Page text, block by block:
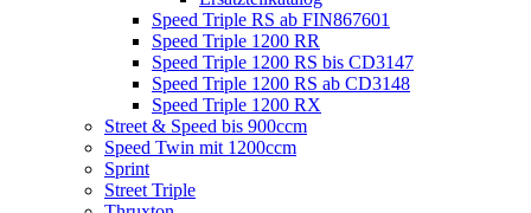
Speed Triple RS ab FIN867601
Speed Triple 1200 RR
Speed Triple 1200 RS bis CD3147
Speed Triple 1200 RS ab CD3148
Speed Triple 1200 RX
Street & Speed bis 900ccm
Speed Twin mit 1200ccm
Sprint
Street Triple